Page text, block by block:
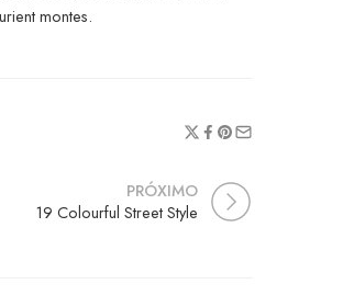
montes.
PRÓXIMO
19 Colourful Street Style